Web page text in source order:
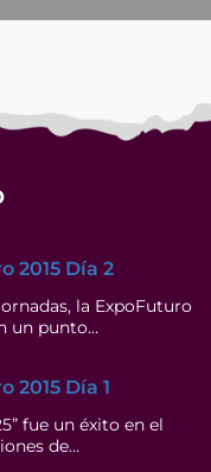
2015 Día 2
la ExpoFuturo
un punto…
2015 Día 1
fue un éxito en el
de…